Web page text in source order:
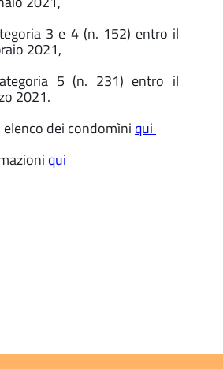
3 e 4 (n. 152) entro il
2021,
5 (n. 231) entro il
2021.
dei condomìni qui
qui